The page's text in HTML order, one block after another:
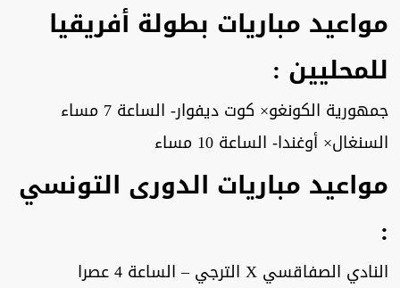
مواعيد مباريات بطولة أفريقيا
للمحليين :
جمهورية الكونغو× كوت ديفوار- الساعة 7 مساء
السنغال× أوغندا- الساعة 10 مساء
مواعيد مباريات الدورى التونسي
:
النادي الصفاقسي X الترجي – الساعة 4 عصرا